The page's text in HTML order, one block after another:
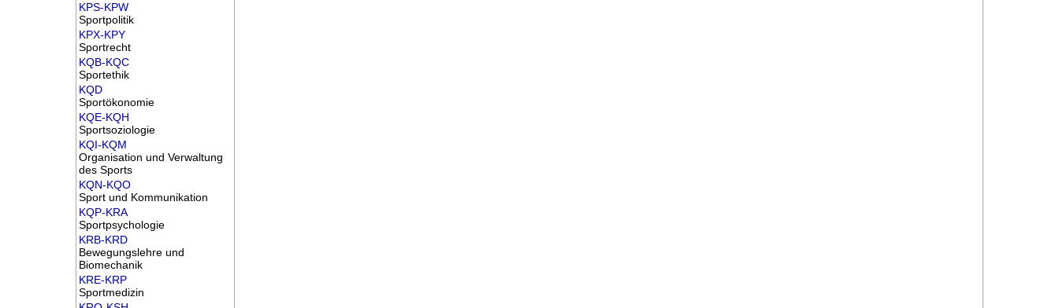
KPS-KPW
Sportpolitik
KPX-KPY
Sportrecht
KQB-KQC
Sportethik
KQD
Sportökonomie
KQE-KQH
Sportsoziologie
KQI-KQM
Organisation und Verwaltung
des Sports
KQN-KQO
Sport und Kommunikation
KQP-KRA
Sportpsychologie
KRB-KRD
Bewegungslehre und
Biomechanik
KRE-KRP
Sportmedizin